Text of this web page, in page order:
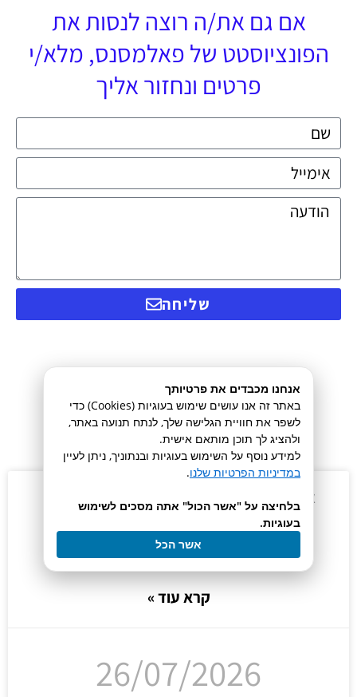
אם גם את/ה רוצה לנסות את
הפונציוסטט של פאלמסנס, מלא/י
פרטים ונחזור אליך
שליחה
חדשות נוספות
אלקטרודות לטיטרציה — בחירה לפי שיטה ויישום
איזו אלקטרודה מתאימה לטיטרציה שלכם?
האלקטרודה קובעת בפועל את איכות
קרא עוד »
26/07/2026
אנחנו מכבדים את פרטיותך
באתר זה אנו עושים שימוש בעוגיות (Cookies) כדי
לשפר את חוויית הגלישה שלך, לנתח תנועה באתר,
ולהציג לך תוכן מותאם אישית.
למידע נוסף על השימוש בעוגיות ובנתוניך, ניתן לעיין
במדיניות הפרטיות שלנו.
בלחיצה על "אשר הכול" אתה מסכים לשימוש
בעוגיות.
אשר הכל